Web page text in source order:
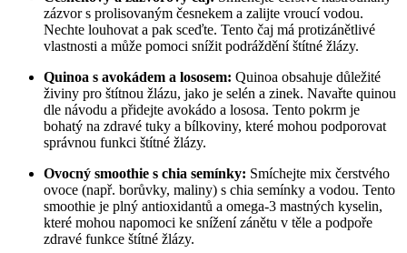
zázvor s prolisovaným česnekem a zalijte vroucí vodou.
Nechte louhovat a pak sceďte. Tento čaj má protizánětlivé
vlastnosti a může pomoci snížit podráždění štítné žlázy.
Quinoa s avokádem a lososem: Quinoa obsahuje důležité
živiny pro štítnou žlázu, jako je selén a zinek. Navařte quinou
dle návodu a přidejte avokádo a lososa. Tento pokrm je
bohatý na zdravé tuky a bílkoviny, které mohou podporovat
správnou funkci štítné žlázy.
Ovocný smoothie s chia semínky: Smíchejte mix čerstvého
ovoce (např. borůvky, maliny) s chia semínky a vodou. Tento
smoothie je plný antioxidantů a omega-3 mastných kyselin,
které mohou napomoci ke snížení zánětu v těle a podpoře
zdravé funkce štítné žlázy.